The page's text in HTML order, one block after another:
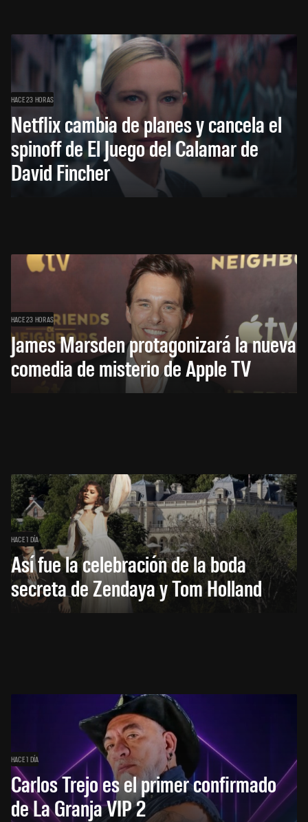
HACE 23 HORAS
Netflix cambia de planes y cancela el
spinoff de El Juego del Calamar de
David Fincher
HACE 23 HORAS
James Marsden protagonizará la nueva
comedia de misterio de Apple TV
HACE 1 DÍA
Así fue la celebración de la boda
secreta de Zendaya y Tom Holland
HACE 1 DÍA
Carlos Trejo es el primer confirmado
de La Granja VIP 2